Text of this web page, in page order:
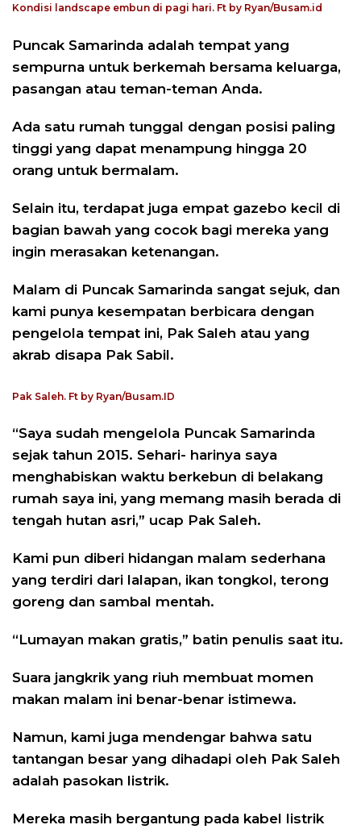
Kondisi landscape embun di pagi hari. Ft by Ryan/Busam.id
Puncak Samarinda adalah tempat yang
sempurna untuk berkemah bersama keluarga,
pasangan atau teman-teman Anda.
Ada satu rumah tunggal dengan posisi paling
tinggi yang dapat menampung hingga 20
orang untuk bermalam.
Selain itu, terdapat juga empat gazebo kecil di
bagian bawah yang cocok bagi mereka yang
ingin merasakan ketenangan.
Malam di Puncak Samarinda sangat sejuk, dan
kami punya kesempatan berbicara dengan
pengelola tempat ini, Pak Saleh atau yang
akrab disapa Pak Sabil.
Pak Saleh. Ft by Ryan/Busam.ID
“Saya sudah mengelola Puncak Samarinda
sejak tahun 2015. Sehari- harinya saya
menghabiskan waktu berkebun di belakang
rumah saya ini, yang memang masih berada di
tengah hutan asri,” ucap Pak Saleh.
Kami pun diberi hidangan malam sederhana
yang terdiri dari lalapan, ikan tongkol, terong
goreng dan sambal mentah.
“Lumayan makan gratis,” batin penulis saat itu.
Suara jangkrik yang riuh membuat momen
makan malam ini benar-benar istimewa.
Namun, kami juga mendengar bahwa satu
tantangan besar yang dihadapi oleh Pak Saleh
adalah pasokan listrik.
Mereka masih bergantung pada kabel listrik